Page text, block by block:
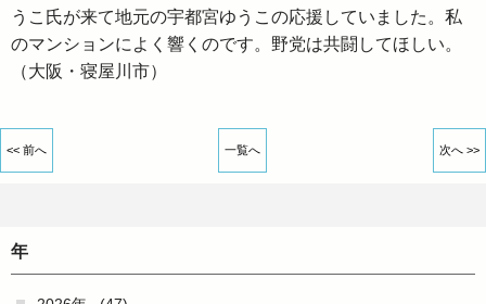
うこ氏が来て地元の宇都宮ゆうこの応援していました。私
のマンションによく響くのです。野党は共闘してほしい。
（大阪・寝屋川市）
<< 前へ 一覧へ 次へ >>
年